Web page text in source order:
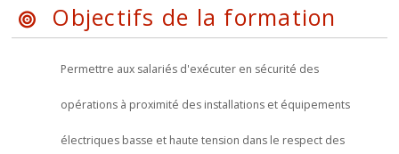
Objectifs de la formation
Permettre aux salariés d'exécuter en sécurité des
opérations à proximité des installations et équipements
électriques basse et haute tension dans le respect des